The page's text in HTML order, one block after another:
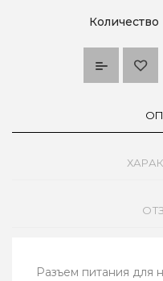
Количество
Разъем питания для